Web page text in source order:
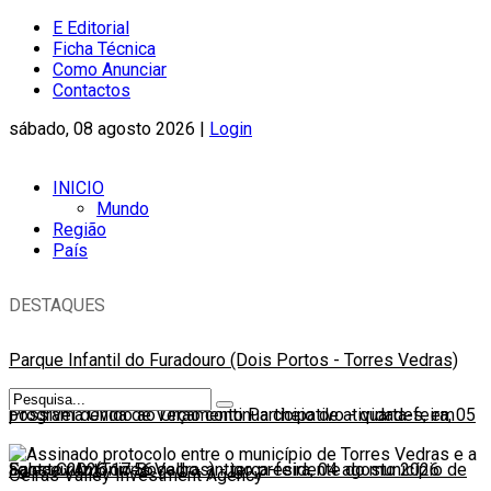
E Editorial
Ficha Técnica
Como Anunciar
Contactos
sábado, 08 agosto 2026 | Login
INICIO
Mundo
Região
País
DESTAQUES
Parque Infantil do Furadouro (Dois Portos - Torres Vedras)
possível devido ao Orçamento Participativo-quarta-feira, 05
agosto 2026 17:56
Programa Onda de Verão continua cheio de atividades, em
Santa Cruz (Torres Vedras)-terça-feira, 04 agosto 2026
Faleceu António Bogalho, antigo presidente do município de